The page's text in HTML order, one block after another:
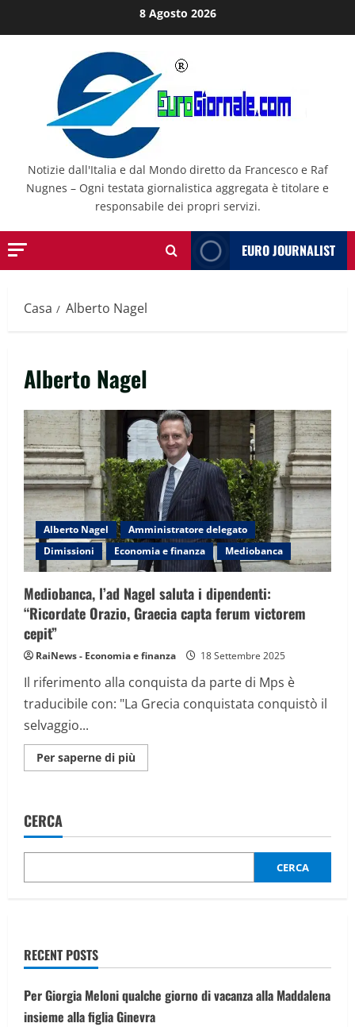
al
8 Agosto 2026
Notizie dall'Italia e dal Mondo diretto da Francesco e Raf
Nugnes – Ogni testata giornalistica aggregata è titolare e
responsabile dei propri servizi.
EURO JOURNALIST
Casa Alberto Nagel
Alberto Nagel
Alberto Nagel
Amministratore delegato
Dimissioni
Economia e finanza Mediobanca
Mediobanca, l’ad Nagel saluta i dipendenti:
“Ricordate Orazio, Graecia capta ferum victorem
cepit”
RaiNews - Economia e finanza 18 Settembre 2025
Il riferimento alla conquista da parte di Mps è
traducibile con: "La Grecia conquistata conquistò il
selvaggio...
Per saperne di più
informazioni
i
“Ricordate
Graecia
CERCA
CERCA
RECENT POSTS
Per Giorgia Meloni qualche giorno di vacanza alla Maddalena
insieme alla figlia Ginevra